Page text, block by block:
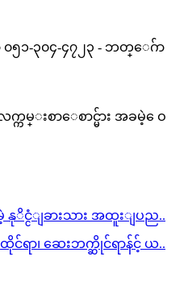
၀၅၁-၃၀၄-၄၇၂၃ - ဘတ္ေဂ်ာ
ကမ္းစာေစာင္မ်ား အခမဲ့ ေဝ
မဲ့ နုိင္ငံျခားသား အထူးျပည..
င်ရာ၊ ဆေးဘက္ဆိုင်ရာန်င့် ယ..